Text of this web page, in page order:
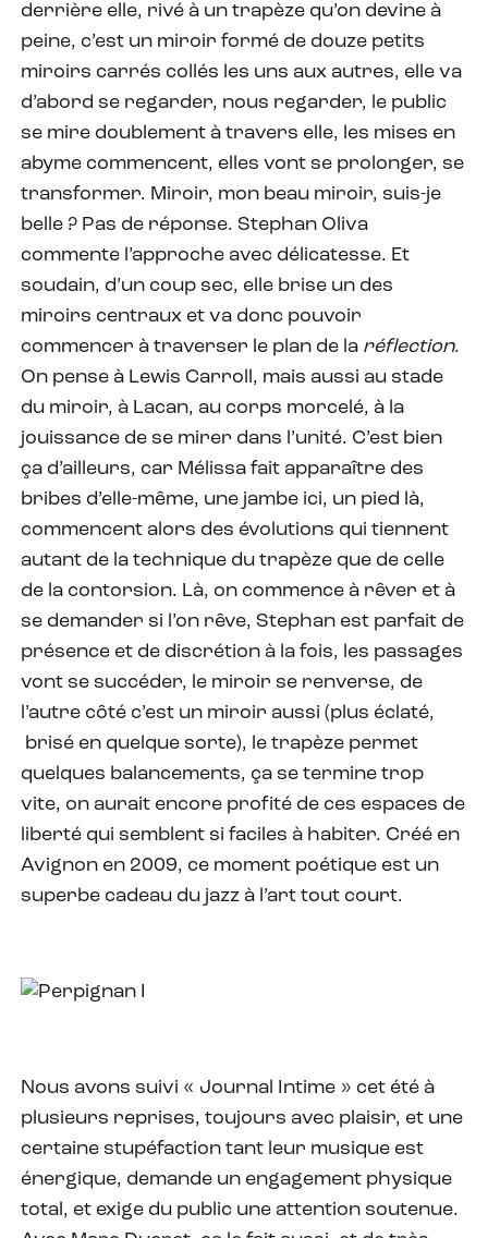
derrière elle, rivé à un trapèze qu’on devine à
peine, c’est un miroir formé de douze petits
miroirs carrés collés les uns aux autres, elle va
d’abord se regarder, nous regarder, le public
se mire doublement à travers elle, les mises en
abyme commencent, elles vont se prolonger, se
transformer. Miroir, mon beau miroir, suis-je
belle ? Pas de réponse. Stephan Oliva
commente l’approche avec délicatesse. Et
soudain, d’un coup sec, elle brise un des
miroirs centraux et va donc pouvoir
commencer à traverser le plan de la réflection.
On pense à Lewis Carroll, mais aussi au stade
du miroir, à Lacan, au corps morcelé, à la
jouissance de se mirer dans l’unité. C’est bien
ça d’ailleurs, car Mélissa fait apparaître des
bribes d’elle-même, une jambe ici, un pied là,
commencent alors des évolutions qui tiennent
autant de la technique du trapèze que de celle
de la contorsion. Là, on commence à rêver et à
se demander si l’on rêve, Stephan est parfait de
présence et de discrétion à la fois, les passages
vont se succéder, le miroir se renverse, de
l’autre côté c’est un miroir aussi (plus éclaté,
brisé en quelque sorte), le trapèze permet
quelques balancements, ça se termine trop
vite, on aurait encore profité de ces espaces de
liberté qui semblent si faciles à habiter. Créé en
Avignon en 2009, ce moment poétique est un
superbe cadeau du jazz à l’art tout court.
Nous avons suivi « Journal Intime » cet été à
plusieurs reprises, toujours avec plaisir, et une
certaine stupéfaction tant leur musique est
énergique, demande un engagement physique
total, et exige du public une attention soutenue.